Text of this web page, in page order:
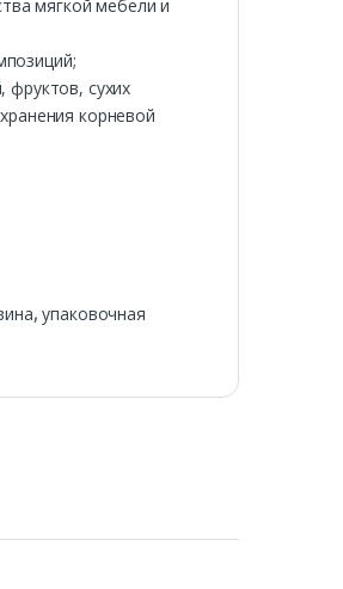
мягкой мебели и
фруктов, сухих
корневой
,упаковочная